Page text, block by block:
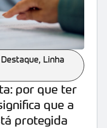
Destaque, Linha
por que ter
que a
protegida